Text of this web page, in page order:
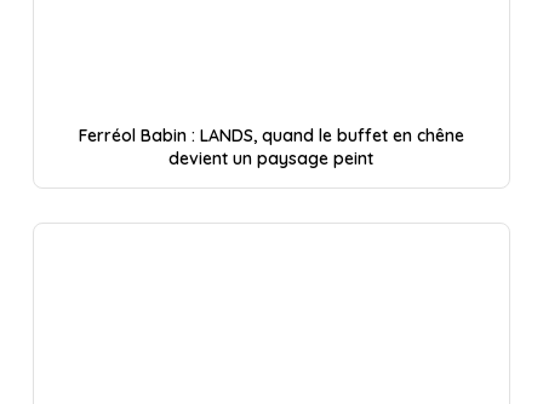
Ferréol Babin : LANDS, quand le buffet en chêne
devient un paysage peint